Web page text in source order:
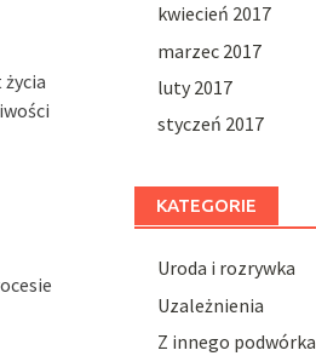
kwiecień 2017
marzec 2017
luty 2017
styczeń 2017
KATEGORIE
Uroda i rozrywka
Uzależnienia
Z innego podwórka